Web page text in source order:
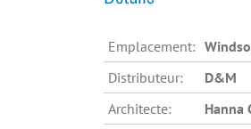
Emplacement:
Distributeur:
D&M
Architecte:
Hanna